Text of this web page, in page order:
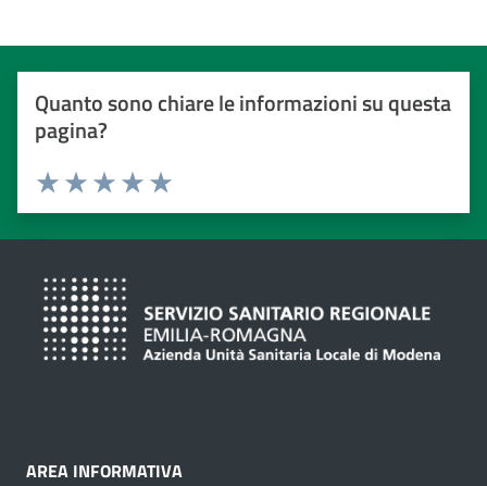
Quanto sono chiare le informazioni su questa
pagina?
Valuta da 1 a 5 stelle
Valuta 5 stelle su 5
Valuta 4 stelle su 5
Valuta 3 stelle su 5
Valuta 2 stelle su 5
Valuta 1 stelle su 5
AREA INFORMATIVA